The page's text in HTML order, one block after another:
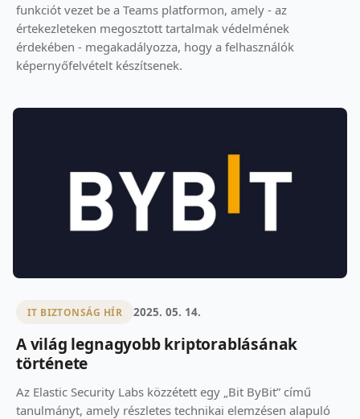
funkciót vezet be a Teams platformon, amely - az
értekezleteken megosztott tartalmak védelmének
érdekében - megakadályozza, hogy a felhasználók
képernyőfelvételt készítsenek.
IT BIZTONSÁG HÍR 2025. 05. 14.
A világ legnagyobb kriptorablásának
története
Az Elastic Security Labs közzétett egy „Bit ByBit” című
tanulmányt, amely részletes technikai elemzésen alapuló